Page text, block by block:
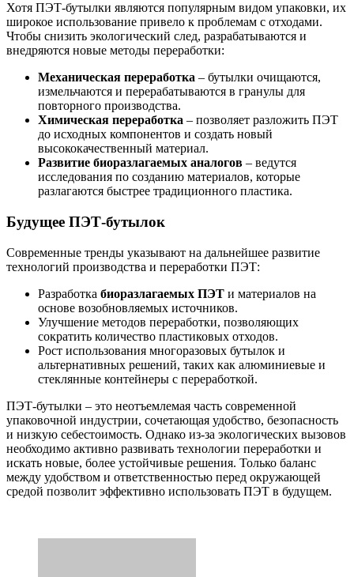
Хотя ПЭТ-бутылки являются популярным видом упаковки, их
широкое использование привело к проблемам с отходами.
Чтобы снизить экологический след, разрабатываются и
внедряются новые методы переработки:
Механическая переработка – бутылки очищаются,
измельчаются и перерабатываются в гранулы для
повторного производства.
Химическая переработка – позволяет разложить ПЭТ
до исходных компонентов и создать новый
высококачественный материал.
Развитие биоразлагаемых аналогов – ведутся
исследования по созданию материалов, которые
разлагаются быстрее традиционного пластика.
Будущее ПЭТ-бутылок
Современные тренды указывают на дальнейшее развитие
технологий производства и переработки ПЭТ:
Разработка биоразлагаемых ПЭТ и материалов на
основе возобновляемых источников.
Улучшение методов переработки, позволяющих
сократить количество пластиковых отходов.
Рост использования многоразовых бутылок и
альтернативных решений, таких как алюминиевые и
стеклянные контейнеры с переработкой.
ПЭТ-бутылки – это неотъемлемая часть современной
упаковочной индустрии, сочетающая удобство, безопасность
и низкую себестоимость. Однако из-за экологических вызовов
необходимо активно развивать технологии переработки и
искать новые, более устойчивые решения. Только баланс
между удобством и ответственностью перед окружающей
средой позволит эффективно использовать ПЭТ в будущем.